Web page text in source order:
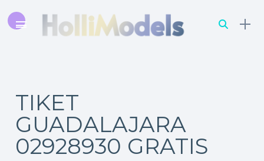
TIKET
GUADALAJARA
02928930 GRATIS